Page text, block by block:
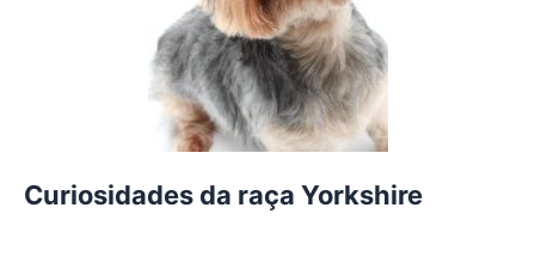
Curiosidades da raça Yorkshire